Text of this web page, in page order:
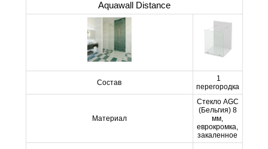
Aquawall Distance
Состав
1
перегородка
Материал
Стекло AGC
(Бельгия) 8
мм,
еврокромка,
закаленное